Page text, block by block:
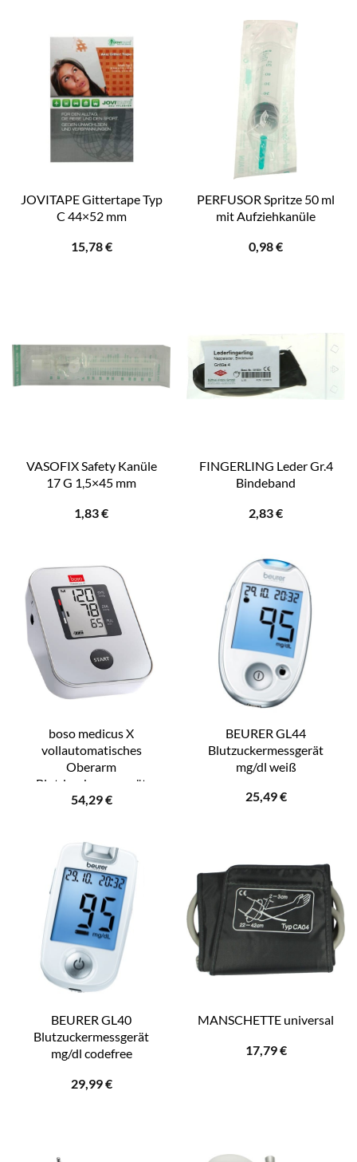
JOVITAPE Gittertape Typ
C 44×52 mm
15,78€
PERFUSOR Spritze 50 ml
mit Aufziehkanüle
0,98€
VASOFIX Safety Kanüle
17 G 1,5×45 mm
1,83€
FINGERLING Leder Gr.4
Bindeband
2,83€
boso medicus X
vollautomatisches
Oberarm
Blutdruckmessgerät
54,29€
BEURER GL44
Blutzuckermessgerät
mg/dl weiß
25,49€
BEURER GL40
Blutzuckermessgerät
mg/dl codefree
29,99€
MANSCHETTE universal
17,79€